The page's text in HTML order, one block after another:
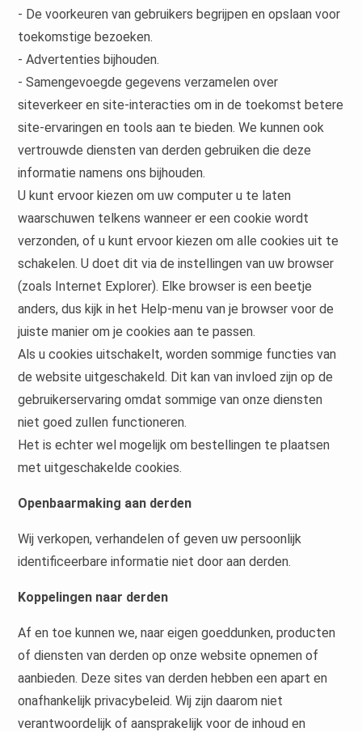
- De voorkeuren van gebruikers begrijpen en opslaan voor
toekomstige bezoeken.
- Advertenties bijhouden.
- Samengevoegde gegevens verzamelen over
siteverkeer en site-interacties om in de toekomst betere
site-ervaringen en tools aan te bieden. We kunnen ook
vertrouwde diensten van derden gebruiken die deze
informatie namens ons bijhouden.
U kunt ervoor kiezen om uw computer u te laten
waarschuwen telkens wanneer er een cookie wordt
verzonden, of u kunt ervoor kiezen om alle cookies uit te
schakelen. U doet dit via de instellingen van uw browser
(zoals Internet Explorer). Elke browser is een beetje
anders, dus kijk in het Help-menu van je browser voor de
juiste manier om je cookies aan te passen.
Als u cookies uitschakelt, worden sommige functies van
de website uitgeschakeld. Dit kan van invloed zijn op de
gebruikerservaring omdat sommige van onze diensten
niet goed zullen functioneren.
Het is echter wel mogelijk om bestellingen te plaatsen
met uitgeschakelde cookies.
Openbaarmaking aan derden
Wij verkopen, verhandelen of geven uw persoonlijk
identificeerbare informatie niet door aan derden.
Koppelingen naar derden
Af en toe kunnen we, naar eigen goeddunken, producten
of diensten van derden op onze website opnemen of
aanbieden. Deze sites van derden hebben een apart en
onafhankelijk privacybeleid. Wij zijn daarom niet
verantwoordelijk of aansprakelijk voor de inhoud en